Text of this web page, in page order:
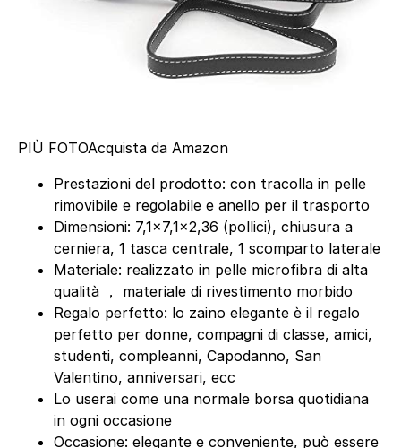
PIÙ FOTOAcquista da Amazon
Prestazioni del prodotto: con tracolla in pelle
rimovibile e regolabile e anello per il trasporto
Dimensioni: 7,1×7,1×2,36 (pollici), chiusura a
cerniera, 1 tasca centrale, 1 scomparto laterale
Materiale: realizzato in pelle microfibra di alta
qualità ， materiale di rivestimento morbido
Regalo perfetto: lo zaino elegante è il regalo
perfetto per donne, compagni di classe, amici,
studenti, compleanni, Capodanno, San
Valentino, anniversari, ecc
Lo userai come una normale borsa quotidiana
in ogni occasione
Occasione: elegante e conveniente, può essere